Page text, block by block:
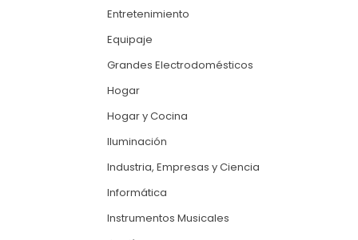
Entretenimiento
Equipaje
Grandes Electrodomésticos
Hogar
Hogar y Cocina
Iluminación
Industria, Empresas y Ciencia
Informática
Instrumentos Musicales